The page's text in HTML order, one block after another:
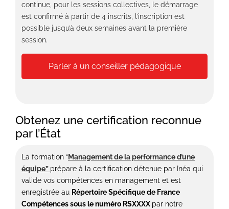
continue, pour les sessions collectives, le démarrage
est confirmé à partir de 4 inscrits, l’inscription est
possible jusqu’à deux semaines avant la première
session.
Parler à un conseiller pédagogique
Obtenez une certification reconnue
par l’État
La formation “Management de la performance d’une
équipe” prépare à la certification détenue par Inéa qui
valide vos compétences en management et est
enregistrée au Répertoire Spécifique de France
Compétences sous le numéro RSXXXX par notre